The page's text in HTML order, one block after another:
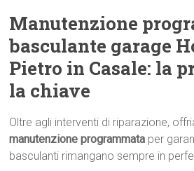
Manutenzione
basculante garage
Pietro in Casale: la
la chiave
Oltre agli interventi di riparazione,
manutenzione programmata per
basculanti rimangano sempre in